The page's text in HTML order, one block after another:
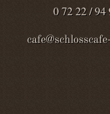
0 72 22 / 94